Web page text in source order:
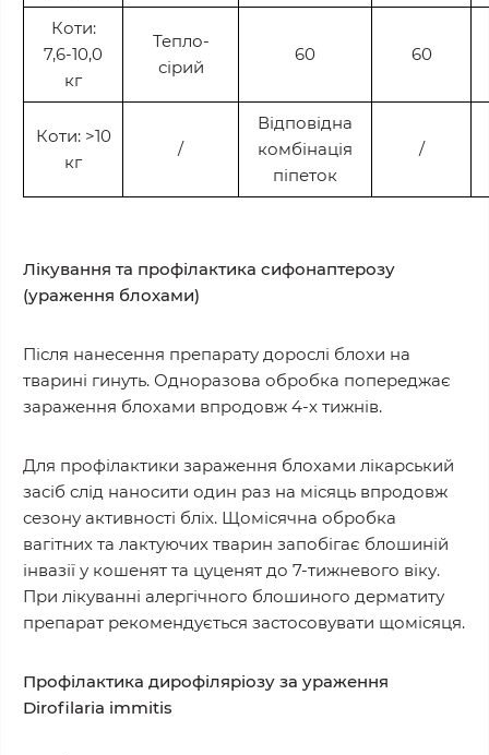
Коти:
7,6-10,0
кг
Тепло-
сірий
60 60
Коти: >10
кг
/
Відповідна
комбінація
піпеток
/
Лікування та профілактика сифонаптерозу
(ураження блохами)
Після нанесення препарату дорослі блохи на
тварині гинуть. Одноразова обробка попереджає
зараження блохами впродовж 4-х тижнів.
Для профілактики зараження блохами лікарський
засіб слід наносити один раз на місяць впродовж
сезону активності бліх. Щомісячна обробка
вагітних та лактуючих тварин запобігає блошиній
інвазії у кошенят та цуценят до 7-тижневого віку.
При лікуванні алергічного блошиного дерматиту
препарат рекомендується застосовувати щомісяця.
Профілактика дирофіляріозу за ураження
Dirofilaria immitis